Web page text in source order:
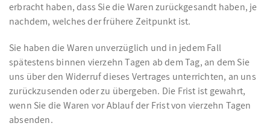
erbracht haben, dass Sie die Waren zurückgesandt haben, je
nachdem, welches der frühere Zeitpunkt ist.
Sie haben die Waren unverzüglich und in jedem Fall
spätestens binnen vierzehn Tagen ab dem Tag, an dem Sie
uns über den Widerruf dieses Vertrages unterrichten, an uns
zurückzusenden oder zu übergeben. Die Frist ist gewahrt,
wenn Sie die Waren vor Ablauf der Frist von vierzehn Tagen
absenden.